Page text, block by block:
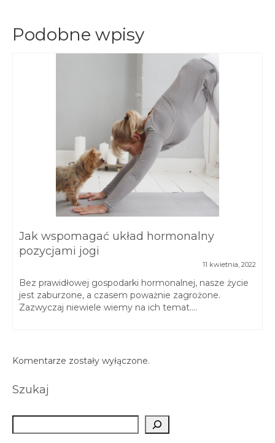
Podobne wpisy
Jak wspomagać układ hormonalny
pozycjami jogi
11 kwietnia, 2022
Bez prawidłowej gospodarki hormonalnej, nasze życie
jest zaburzone, a czasem poważnie zagrożone.
Zazwyczaj niewiele wiemy na ich temat....
Komentarze zostały wyłączone.
Szukaj